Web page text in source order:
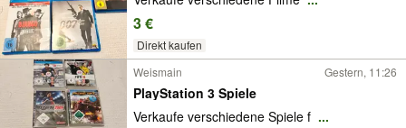
3 €
Direkt kaufen
Weismain
Gestern, 11:26
PlayStation 3 Spiele
Verkaufe verschiedene Spiele f ...